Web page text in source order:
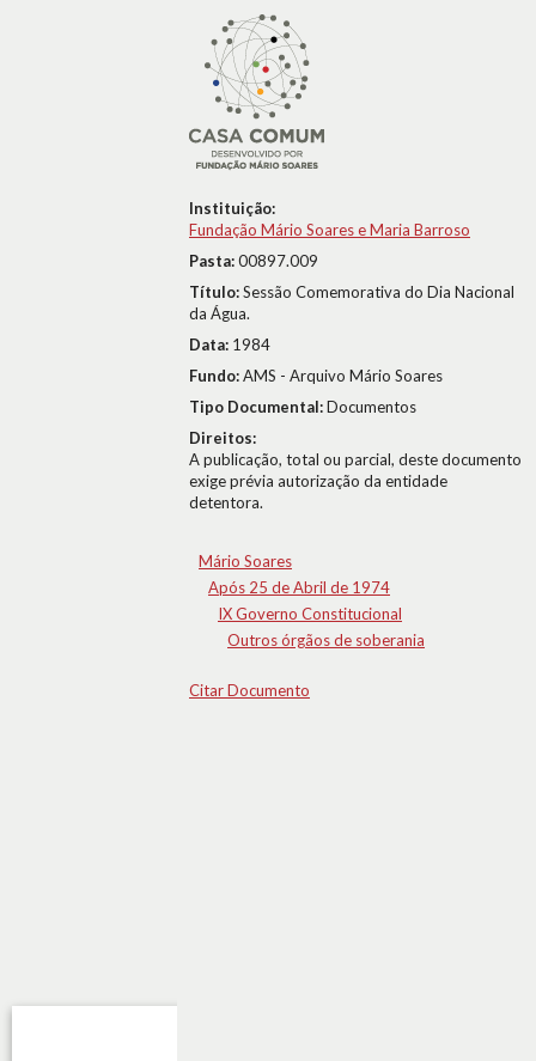
Instituição:
Fundação Mário Soares e Maria Barroso
Pasta:00897.009
Título:Sessão Comemorativa do Dia Nacional
da Água.
Data: 1984
Fundo:AMS - Arquivo Mário Soares
Tipo Documental:Documentos
Direitos:
A publicação, total ou parcial, deste documento
exige prévia autorização da entidade
detentora.
Mário Soares
Após 25 de Abril de 1974
IX Governo Constitucional
Outros órgãos de soberania
Citar Documento